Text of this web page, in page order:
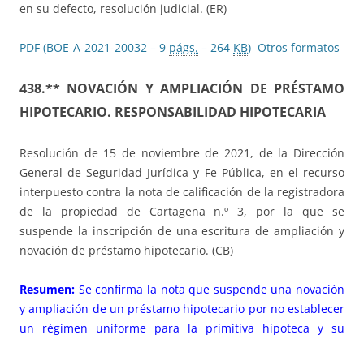
en su defecto, resolución judicial. (ER)
PDF (BOE-A-2021-20032 – 9 págs. – 264 KB) Otros formatos
438.** NOVACIÓN Y AMPLIACIÓN DE PRÉSTAMO
HIPOTECARIO. RESPONSABILIDAD HIPOTECARIA
Resolución de 15 de noviembre de 2021, de la Dirección
General de Seguridad Jurídica y Fe Pública, en el recurso
interpuesto contra la nota de calificación de la registradora
de la propiedad de Cartagena n.º 3, por la que se
suspende la inscripción de una escritura de ampliación y
novación de préstamo hipotecario. (CB)
Resumen: Se confirma la nota que suspende una novación
y ampliación de un préstamo hipotecario por no establecer
un régimen uniforme para la primitiva hipoteca y su